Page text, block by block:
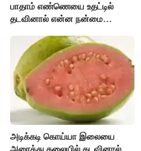
பாதாம் எண்ணெயை உதட்டில்
தடவினால் என்ன நன்மை
அடிக்கடி கொய்யா இலையை